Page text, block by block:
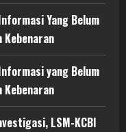
Yang Belum
yang Belum
LSM-KCBI